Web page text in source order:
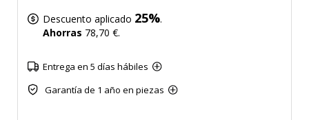
Descuento aplicado 25%.
Ahorras 78,70 €.
Entrega en 5 días hábiles
Garantía de 1 año en piezas